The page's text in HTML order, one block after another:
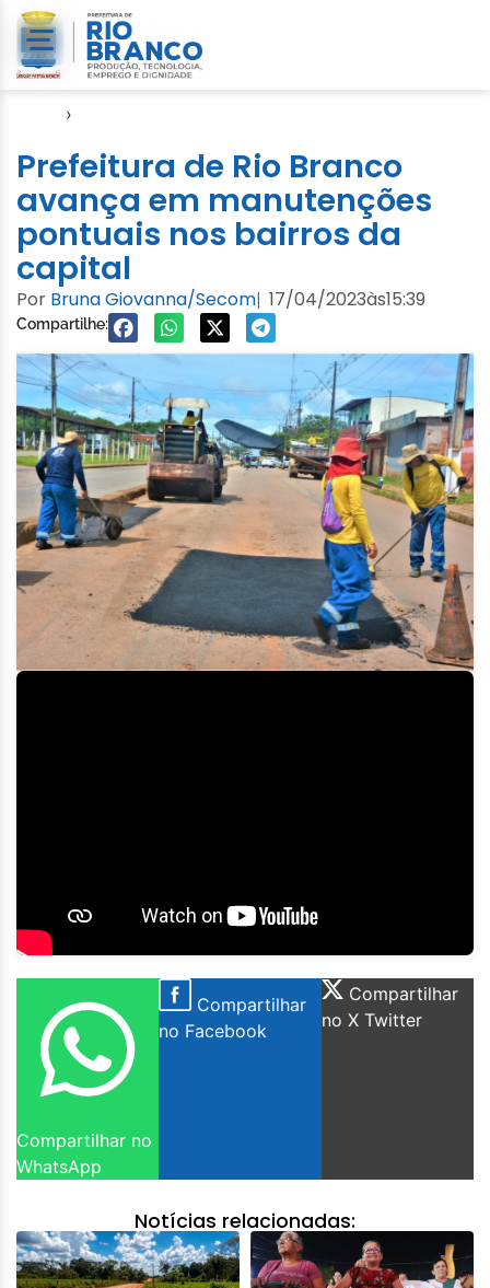
›
Prefeitura de Rio Branco
avança em manutenções
pontuais nos bairros da
capital
Por Bruna Giovanna/Secom| 17/04/2023às15:39
Compartilhe:
Compartilhar no
WhatsApp
Compartilhar
no Facebook
Compartilhar
no X Twitter
Notícias relacionadas: